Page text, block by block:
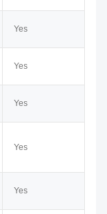
Yes
Yes
Yes
Yes
Yes